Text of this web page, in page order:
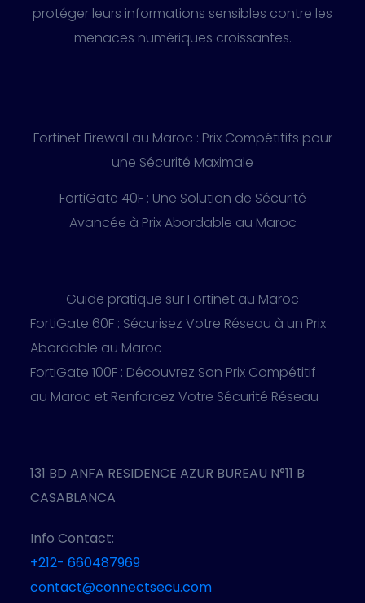
protéger leurs informations sensibles contre les
menaces numériques croissantes.
Fortinet Firewall au Maroc : Prix Compétitifs pour
une Sécurité Maximale
FortiGate 40F : Une Solution de Sécurité
Avancée à Prix Abordable au Maroc
Guide pratique sur Fortinet au Maroc
FortiGate 60F : Sécurisez Votre Réseau à un Prix
Abordable au Maroc
FortiGate 100F : Découvrez Son Prix Compétitif
au Maroc et Renforcez Votre Sécurité Réseau
131 BD ANFA RESIDENCE AZUR BUREAU N°11 B
CASABLANCA
Info Contact:
+212- 660487969
contact@connectsecu.com